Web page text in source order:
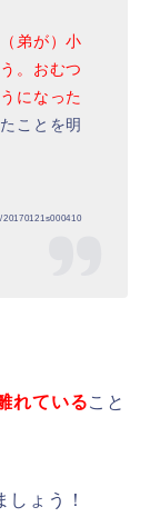
弟が）小
。おむつ
になった
ことを明
れていること
ょう！